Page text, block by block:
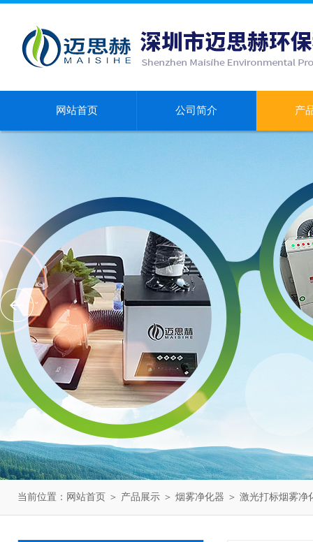
网站首页 公司简介 产
当前位置： 网站首页 ＞ 产品展示 ＞ 烟雾净化器 ＞ 激光打标烟雾净